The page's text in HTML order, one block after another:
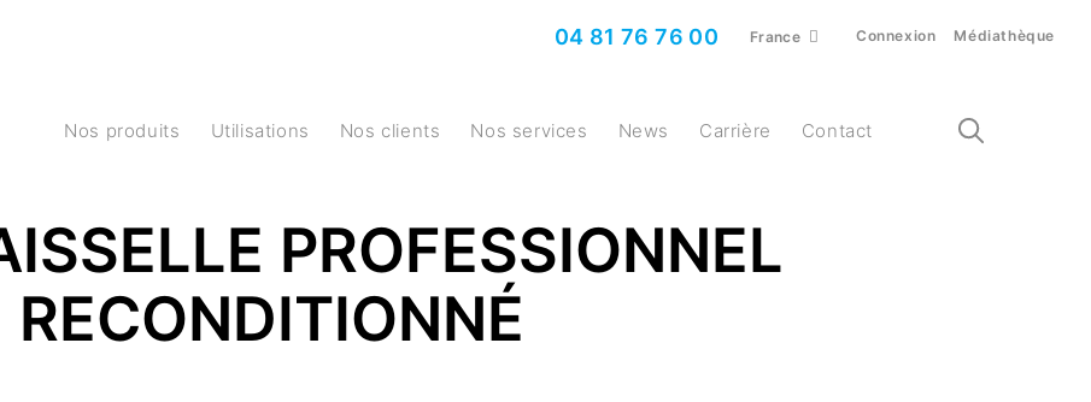
04 81 76 76 00 France Connexion Médiathèque
Nos produits Utilisations Nos clients Nos services News Carrière Contact
PROFESSIONNEL
RECONDITIONNÉ